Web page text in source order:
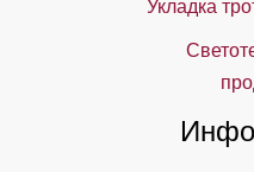
Укладка